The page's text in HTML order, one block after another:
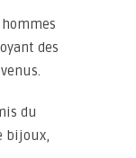
des
du
bijoux,